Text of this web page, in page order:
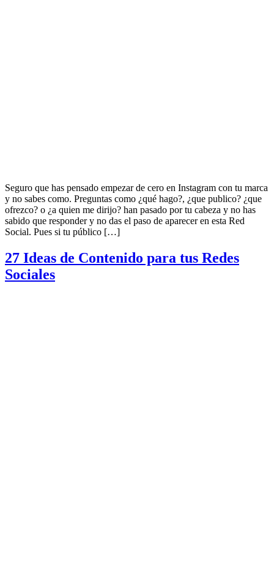
Seguro que has pensado empezar de cero en Instagram con tu marca
y no sabes como. Preguntas como ¿qué hago?, ¿que publico? ¿que
ofrezco? o ¿a quien me dirijo? han pasado por tu cabeza y no has
sabido que responder y no das el paso de aparecer en esta Red
Social. Pues si tu público […]
27 Ideas de Contenido para tus Redes
Sociales